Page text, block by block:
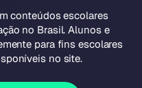
conteúdos escolares
no Brasil. Alunos e
para fins escolares
no site.